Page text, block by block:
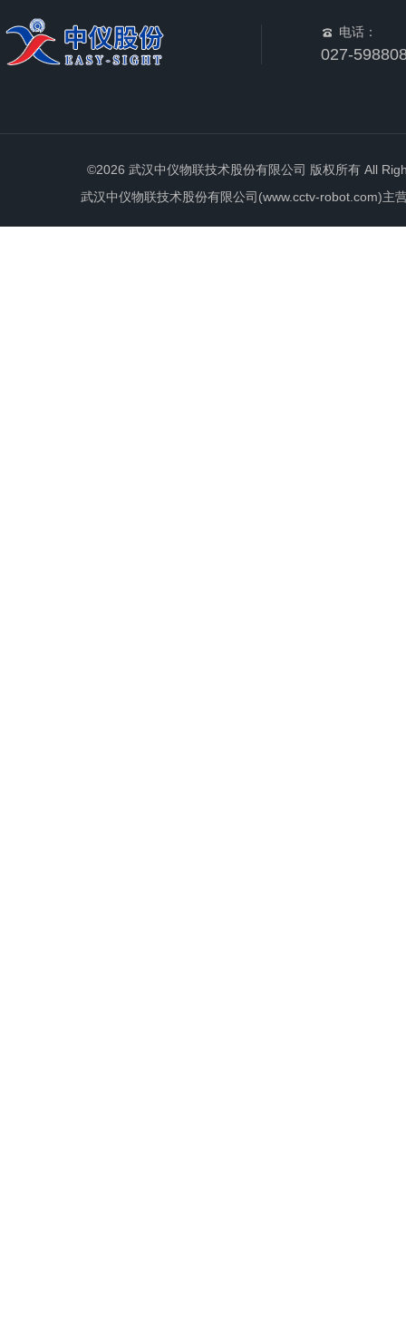
电话：
027-
©2026 武汉中仪物联技术股份有限公司 版权所有 All
武汉中仪物联技术股份有限公司(www.cctv-robot.com)主